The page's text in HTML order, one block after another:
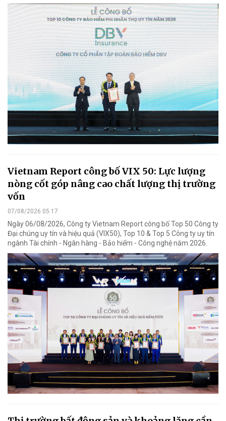
Vietnam Report công bố VIX 50: Lực lượng
nòng cốt góp nâng cao chất lượng thị trường
vốn
07/08/2026 05:17
Ngày 06/08/2026, Công ty Vietnam Report công bố Top 50 Công ty
Đại chúng uy tín và hiệu quả (VIX50), Top 10 & Top 5 Công ty uy tín
ngành Tài chính - Ngân hàng - Bảo hiểm - Công nghệ năm 2026.